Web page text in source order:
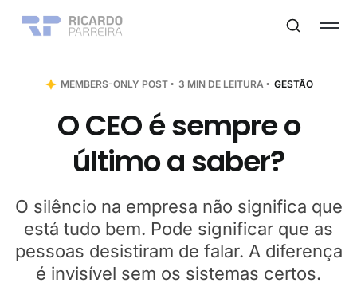
MEMBERS-ONLY POST 3 MIN DE LEITURA GESTÃO
O CEO é sempre o
último a saber?
O silêncio na empresa não significa que
está tudo bem. Pode significar que as
pessoas desistiram de falar. A diferença
é invisível sem os sistemas certos.